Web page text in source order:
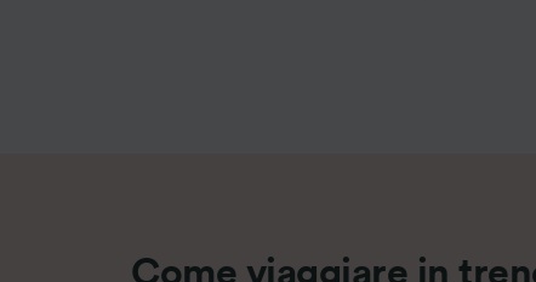
Come viaggiare in